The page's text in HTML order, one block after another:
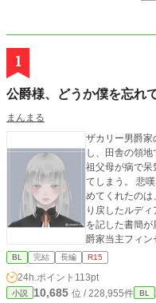
1
公爵様、どうか僕を忘れ
まんまる
ザカリー男爵家
し、田舎の領
祖父母が病で呆
てしまう。 悲
めてくれたのは、領
り戻したルデ
を記した書簡が届く。 そこに記されていた
爵家当主フィン
ディアは驚く。 『この婚姻は«神の愛し子»ルディアをバウア
ー公爵家で保護
手紙の内容はに
ことはできず
BL 完結 長編 R15
24h.ポイント 113pt
小説 10,685 位 / 228,955件 BL